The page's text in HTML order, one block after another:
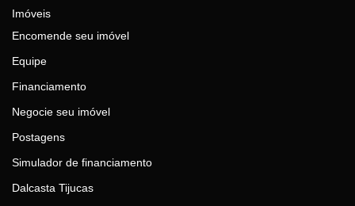
Imóveis
Encomende seu imóvel
Equipe
Financiamento
Negocie seu imóvel
Postagens
Simulador de financiamento
Dalcasta Tijucas